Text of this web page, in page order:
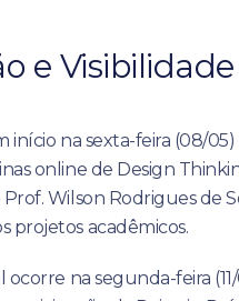
e Visibilidade
início na sexta-feira (08/
online de Design
Wilson Rodrigues de
projetos acadêmicos.
na segunda-feira (11/